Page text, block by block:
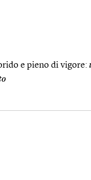
e pieno di vigore: